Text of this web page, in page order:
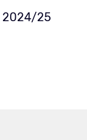
2024/25